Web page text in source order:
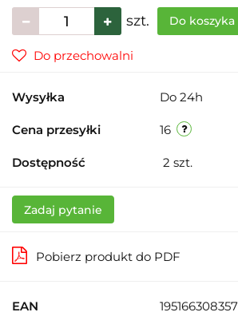
szt. Do koszyka
Do przechowalni
Wysyłka Do 24h
Cena przesyłki 16
Dostępność 2 szt.
Zadaj pytanie
Pobierz produkt do PDF
EAN 195166308357